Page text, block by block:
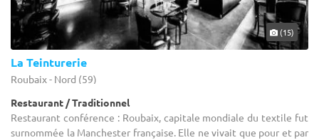
(15)
La Teinturerie
Roubaix - Nord (59)
Restaurant / Traditionnel
Restaurant conférence : Roubaix, capitale mondiale du textile fut
surnommée la Manchester française. Elle ne vivait que pour et par